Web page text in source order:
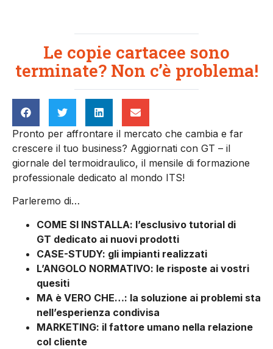
Le copie cartacee sono
terminate? Non c’è problema!
Pronto per affrontare il mercato che cambia e far
crescere il tuo business? Aggiornati con GT – il
giornale del termoidraulico, il mensile di formazione
professionale dedicato al mondo ITS!
Parleremo di…
COME SI INSTALLA: l’esclusivo tutorial di
GT dedicato ai nuovi prodotti
CASE-STUDY: gli impianti realizzati
L’ANGOLO NORMATIVO: le risposte ai vostri
quesiti
MA è VERO CHE…: la soluzione ai problemi sta
nell’esperienza condivisa
MARKETING: il fattore umano nella relazione
col cliente